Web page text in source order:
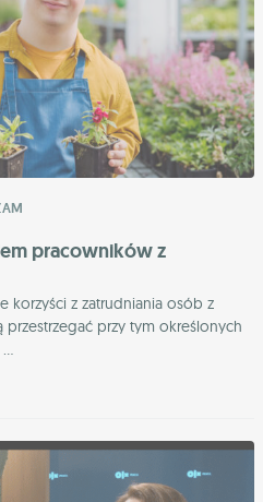
pracowników z
korzyści z zatrudniania osób z
przestrzegać przy tym określonych